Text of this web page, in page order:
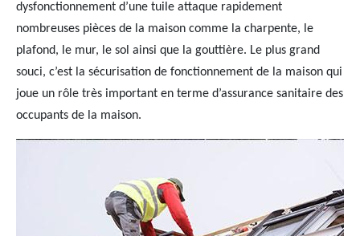
dysfonctionnement d’une tuile attaque rapidement
nombreuses pièces de la maison comme la charpente, le
plafond, le mur, le sol ainsi que la gouttière. Le plus grand
souci, c’est la sécurisation de fonctionnement de la maison qui
joue un rôle très important en terme d’assurance sanitaire des
occupants de la maison.